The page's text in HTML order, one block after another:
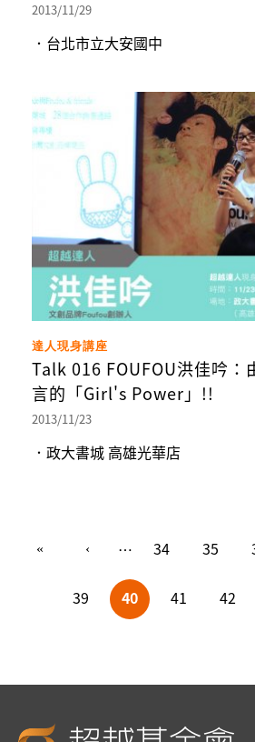
2013/11/29
．台北市立大安國中
達人現身講座
Talk 016 FOUFOU洪佳吟：
言的「Girl's Power」!!
2013/11/23
．政大書城 高雄光華店
… 34 35
39 40 41 42